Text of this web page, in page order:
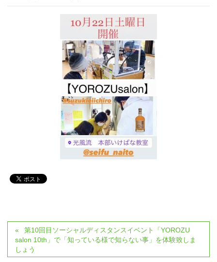
第10回目ソーシャルディスタンスイベント「YOROZU
salon 10th」で「知っている様で知らない事」を体験致しま
しょう